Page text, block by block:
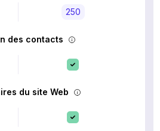
250
des contacts
du site Web